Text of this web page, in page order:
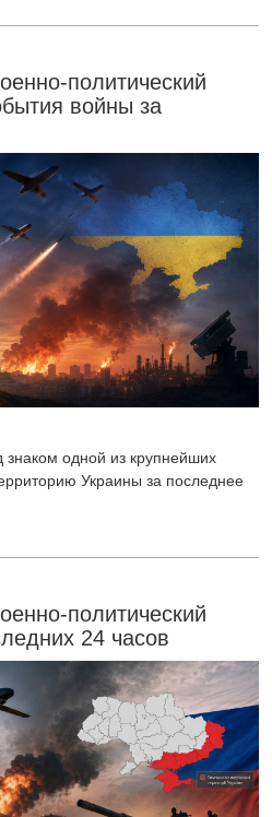
политический
войны за
одной из крупнейших
Украины за последнее
политический
24 часов